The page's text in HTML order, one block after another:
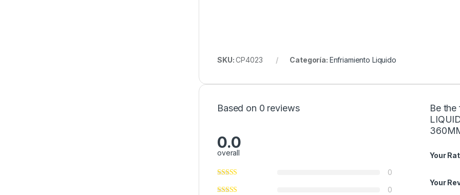
SKU:CP4023 Categoría: Enfriamiento Liquido
Based on 0 reviews
0.0
overall
0
0
Be the
Your
Your